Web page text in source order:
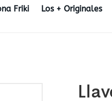
Friki Los + Originales